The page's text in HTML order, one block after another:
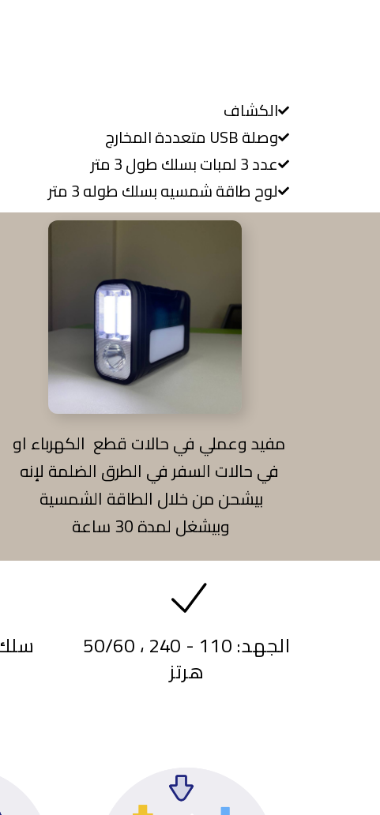
الكشاف
وصلة USB متعددة المخارج
عدد 3 لمبات بسلك طول 3 متر
لوح طاقة شمسيه بسلك طوله 3 متر
مفيد وعملي في حالات قطع الكهرباء او
في حالات السفر في الطرق الضلمة لإنه
بيشحن من خلال الطاقة الشمسية
وبيشغل لمدة 30 ساعة
سلك الجهد: 110 - 240 ، 50/60
هرتز